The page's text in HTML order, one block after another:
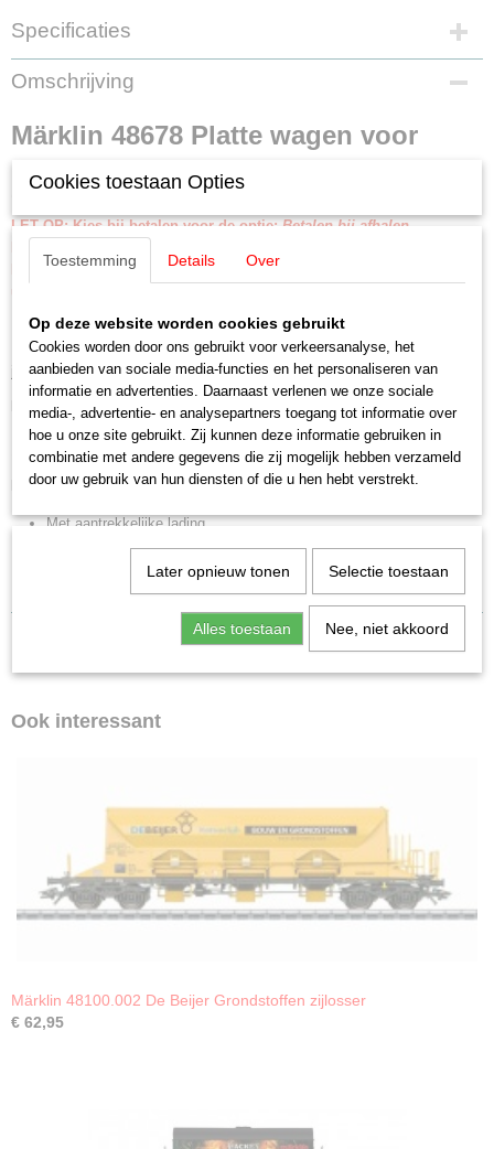
Specificaties
Productcode leverancier
48678
H0 (1:87)
Nieuw
Omschrijving
Märklin 48678 Platte wagen voor
zware ladingen SSym 46
LET OP: Kies bij betalen voor de optie:Betalen bij afhalen
Betalen en afhalen of opsturen geschied binnen 30 dagen na
Platte wagen voor zware ladingen type SSym 46 van de Deutsche
Bundesbahn (DB). Kleur diepzwart. Zoals in gebruik in het midden van de
jaren ‘50.
Model:Wagen van metaal. Geladen met stalen halfproducten.
Insteekbare rongen worden los meegeleverd. Lengte over de buffers
15,2 cm.
Highlights:
Met aantrekkelijke lading.
Metalen wagen.
Ook interessant
Märklin 48100.002 De Beijer Grondstoffen zijlosser
€ 62,95
Cookies toestaan Opties
Toestemming Details Over
Op deze website worden cookies gebruikt
Cookies worden door ons gebruikt voor verkeersanalyse, het
aanbieden van sociale media-functies en het personaliseren van
informatie en advertenties. Daarnaast verlenen we onze sociale
media-, advertentie- en analysepartners toegang tot informatie over
hoe u onze site gebruikt. Zij kunnen deze informatie gebruiken in
combinatie met andere gegevens die zij mogelijk hebben verzameld
door uw gebruik van hun diensten of die u hen hebt verstrekt.
Later opnieuw tonen Selectie toestaan
Alles toestaan Nee, niet akkoord